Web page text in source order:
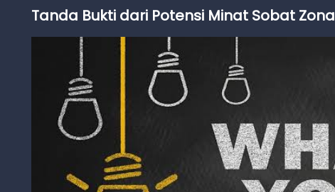
Tanda Bukti dari Potensi Minat Sobat Zona